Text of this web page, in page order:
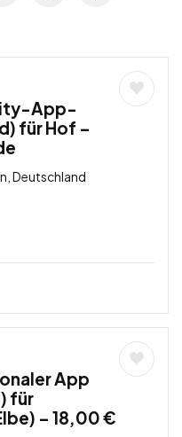
App-
für Hof –
Deutschland
App
für
– 18,00 €